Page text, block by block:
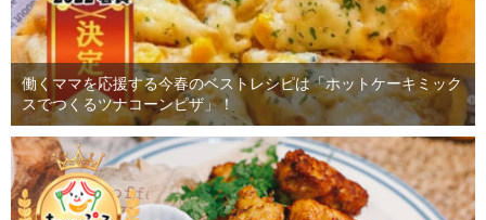
働くママを応援する今春のベストレシピは「ホットケーキミック
スでつくるツナコーンピザ」！